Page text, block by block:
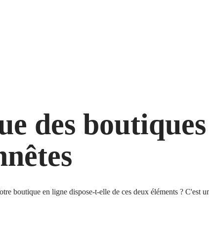
des
boutique en ligne dispose-t-elle de ces deux éléments ? C'est